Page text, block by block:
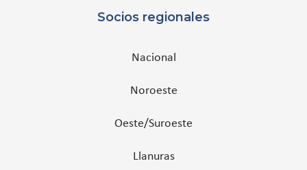
Socios regionales
Nacional
Noroeste
Oeste/Suroeste
Llanuras